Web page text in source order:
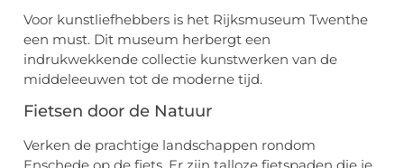
Voor kunstliefhebbers is het Rijksmuseum Twenthe
een must. Dit museum herbergt een
indrukwekkende collectie kunstwerken van de
middeleeuwen tot de moderne tijd.
Fietsen door de Natuur
Verken de prachtige landschappen rondom